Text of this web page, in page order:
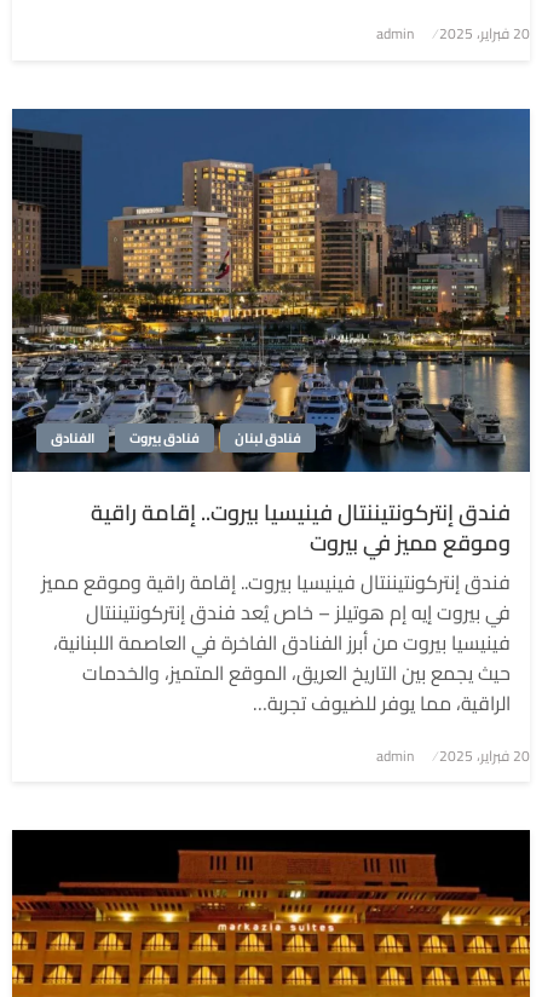
نُشر
20 فبراير، 2025 admin
الفنادق فنادق بيروت فنادق لبنان
فندق إنتركونتيننتال فينيسيا بيروت.. إقامة راقية
وموقع مميز في بيروت
فندق إنتركونتيننتال فينيسيا بيروت.. إقامة راقية وموقع مميز
في بيروت إيه إم هوتيلز – خاص يُعد فندق إنتركونتيننتال
فينيسيا بيروت من أبرز الفنادق الفاخرة في العاصمة اللبنانية،
حيث يجمع بين التاريخ العريق، الموقع المتميز، والخدمات
الراقية، مما يوفر للضيوف تجربة…
نُشر
20 فبراير، 2025 admin